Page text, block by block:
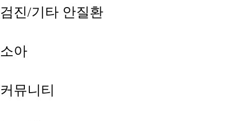
검진/기타 안질환
소아
커뮤니티